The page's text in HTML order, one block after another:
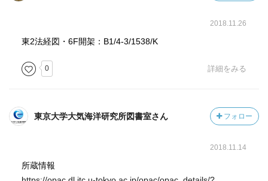
な条件下の人々へのリスクは二℃以上の気温上昇によりさ
らに大きく増大します。
・世界全体への影響
地球の生物多様性および世界経済全体への影響について
です。三℃またはそれ以上の気温上昇では、生態系由来の
商品・サービスの損失を伴う広範囲に及ぶ生物多様性の損
・大規模な特異事象
2018.11.26
東2法経図・6F開架：B1/4-3/1538/K
0 詳細をみる
東京大学大気海洋研究所図書室さん フォロー
2018.11.14
所蔵情報